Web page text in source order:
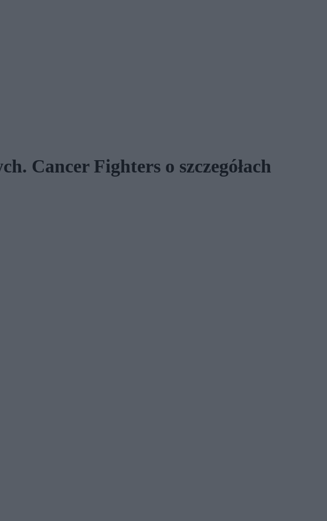
Cancer Fighters o szczegółach